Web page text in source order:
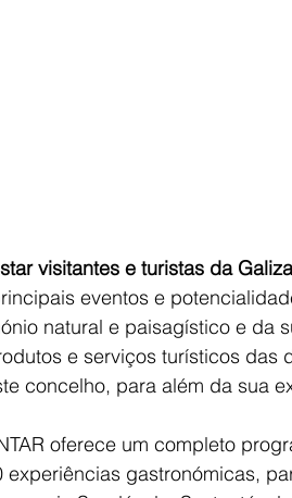
visitantes e turistas da
eventos e
natural e paisagístico e da
e serviços turísticos das
concelho, para além da sua
oferece um completo
gastronómicas,